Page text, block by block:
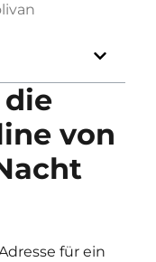
die
von
für ein